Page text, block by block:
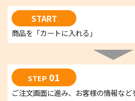
START
商品を「カートに入れる」
STEP 01
ご注文画面に進み、お客様の情報など